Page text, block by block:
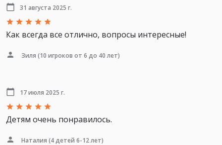
31 августа 2025 г.
Как всегда все отлично, вопросы интересные!
Зиля (10 игроков от 6 до 40 лет)
17 июля 2025 г.
Детям очень понравилось.
Наталия (4 детей 6-12 лет)